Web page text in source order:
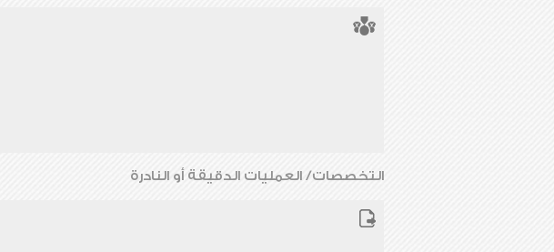
التخصصات/ العمليات الدقيقة أو النادرة